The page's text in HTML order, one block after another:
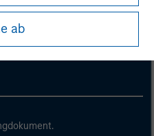
Wiedergabe
dieser Vereinbarung
gelesen und verstanden
ab